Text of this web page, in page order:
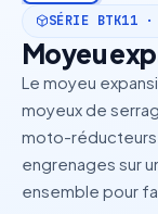
SÉRIE BTK11 ·
Moyeu
Le moyeu
moyeux de
moto-
engrenages sur
ensemble pour